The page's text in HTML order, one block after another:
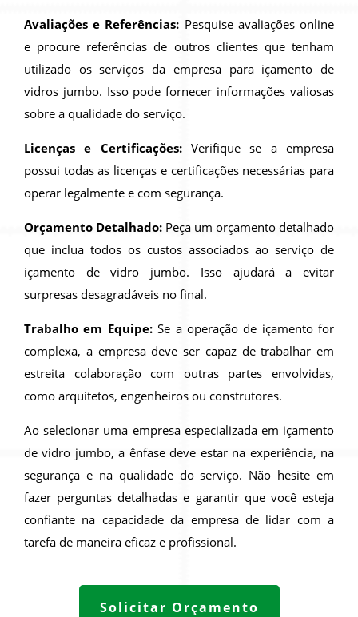
Avaliações e Referências: Pesquise avaliações online
e procure referências de outros clientes que tenham
utilizado os serviços da empresa para içamento de
vidros jumbo. Isso pode fornecer informações valiosas
sobre a qualidade do serviço.
Licenças e Certificações:Verifique se a empresa
possui todas as licenças e certificações necessárias para
operar legalmente e com segurança.
Orçamento Detalhado: Peça um orçamento detalhado
que inclua todos os custos associados ao serviço de
içamento de vidro jumbo. Isso ajudará a evitar
surpresas desagradáveis no final.
Trabalho em Equipe:Se a operação de içamento for
complexa, a empresa deve ser capaz de trabalhar em
estreita colaboração com outras partes envolvidas,
como arquitetos, engenheiros ou construtores.
Ao selecionar uma empresa especializada em içamento
de vidro jumbo, a ênfase deve estar na experiência, na
segurança e na qualidade do serviço. Não hesite em
fazer perguntas detalhadas e garantir que você esteja
confiante na capacidade da empresa de lidar com a
tarefa de maneira eficaz e profissional.
Solicitar Orçamento